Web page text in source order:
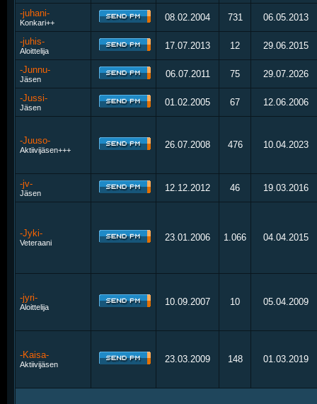
-juhani-
Konkari++ 08.02.2004 731 06.05.2013
-juhis-
Aloittelija 17.07.2013 12 29.06.2015
-Junnu-
Jäsen 06.07.2011 75 29.07.2026
-Jussi-
Jäsen 01.02.2005 67 12.06.2006
-Juuso-
Aktiivijäsen+++ 26.07.2008 476 10.04.2023
-jv-
Jäsen 12.12.2012 46 19.03.2016
-Jyki-
Veteraani 23.01.2006 1.066 04.04.2015
-jyri-
Aloittelija 10.09.2007 10 05.04.2009
-Kaisa-
Aktiivijäsen 23.03.2009 148 01.03.2019